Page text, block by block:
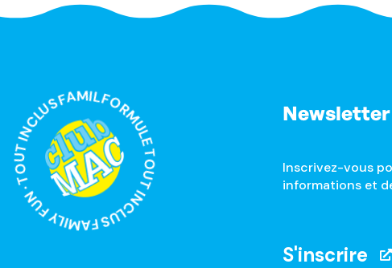
FAMILY FUN · TOUT INCLUS FAMILY FUN · Newsletter
Inscrivez-vous
informations et
S'inscrire